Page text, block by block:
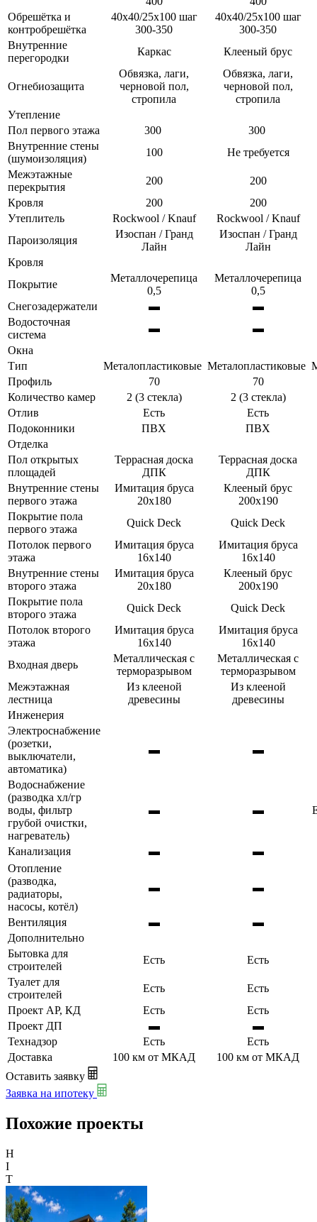
Обрешётка и
контробрешётка
40х40/25х100 шаг
300-350
40х40/25х100 шаг
300-350
Внутренние
перегородки
Каркас Клееный брус
Огнебиозащита
Обвязка, лаги,
черновой пол,
стропила
Обвязка, лаги,
черновой пол,
стропила
Утепление
Пол первого этажа
300
300
Внутренние стены
(шумоизоляция)
100
Не требуется
Межэтажные
перекрытия
200
200
Кровля
200
200
Утеплитель
Rockwool / Knauf
Rockwool / Knauf
Пароизоляция
Изоспан / Гранд
Лайн
Изоспан / Гранд
Лайн
Кровля
Покрытие
Металлочерепица
0,5
Металлочерепица
0,5
Снегозадержатели
▬
▬
Водосточная
система
▬
▬
Окна
Тип
Металопластиковые Металопластиковые
Профиль
70
70
Количество камер
2 (3 стекла)
2 (3 стекла)
Отлив
Есть
Есть
Подоконники
ПВХ
ПВХ
Отделка
Пол открытых
площадей
Террасная доска
ДПК
Террасная доска
ДПК
Внутренние стены
первого этажа
Имитация бруса
20х180
Клееный брус
200х190
Покрытие пола
первого этажа
Quick Deck
Quick Deck
Потолок первого
этажа
Имитация бруса
16х140
Имитация бруса
16х140
Внутренние стены
второго этажа
Имитация бруса
20х180
Клееный брус
200х190
Покрытие пола
второго этажа
Quick Deck
Quick Deck
Потолок второго
этажа
Имитация бруса
16х140
Имитация бруса
16х140
Входная дверь
Металлическая с
терморазрывом
Металлическая с
терморазрывом
Межэтажная
лестница
Из клееной
древесины
Из клееной
древесины
Инженерия
Электроснабжение
(розетки,
выключатели,
автоматика)
▬ ▬
Водоснабжение
(разводка хл/гр
воды, фильтр
грубой очистки,
нагреватель)
▬ ▬
Канализация ▬
▬
Отопление
(разводка,
радиаторы,
насосы, котёл)
▬ ▬
Вентиляция ▬
▬
Дополнительно
Бытовка для
строителей
Есть
Есть
Туалет для
строителей
Есть
Есть
Проект АР, КД
Есть
Есть
Проект ДП
▬
▬
Технадзор
Есть
Есть
Доставка
100 км от МКАД
100 км от МКАД
Оставить заявку
Заявка на ипотеку
Похожие проекты
H
I
T